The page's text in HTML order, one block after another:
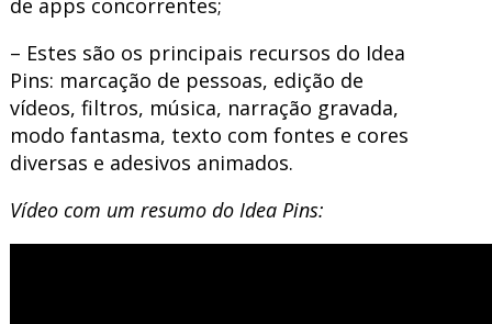
de apps concorrentes;
– Estes são os principais recursos do Idea
Pins: marcação de pessoas, edição de
vídeos, filtros, música, narração gravada,
modo fantasma, texto com fontes e cores
diversas e adesivos animados.
Vídeo com um resumo do Idea Pins: